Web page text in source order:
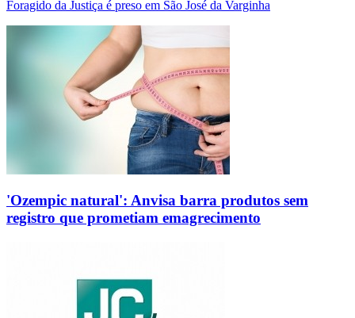
Foragido da Justiça é preso em São José da Varginha
'Ozempic natural': Anvisa barra produtos sem
registro que prometiam emagrecimento